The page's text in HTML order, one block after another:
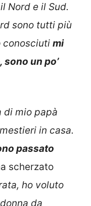
Nord e il Sud.
sono tutti più
conosciuti mi
un po’
di mio papà
in casa.
passato
scherzato
ho voluto
da